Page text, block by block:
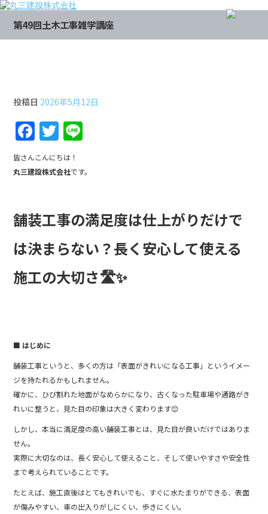
第49回土木工事雑学講座
投稿日 2026年5月12日
F
a
c
b
o
o
k
T
w
itt e
皆さんこんにちは！
丸三建設株式会社です。
舗装工事の満足度は仕上がりだけで
は決まらない？長く安心して使える
施工の大切さ🛣️✨
■ はじめに
舗装工事というと、多くの方は「表面がきれいになる工事」というイメー
ジを持たれるかもしれません。
確かに、ひび割れた地面がなめらかになり、古くなった駐車場や通路がき
れいに整うと、見た目の印象は大きく変わります😊
しかし、本当に満足度の高い舗装工事とは、見た目が良いだけではありま
せん。
実際に大切なのは、長く安心して使えること、そして使いやすさや安全性
まで考えられていることです。
たとえば、施工直後はとてもきれいでも、すぐに水たまりができる、表面
が傷みやすい、車の出入りがしにくい、歩きにくい。